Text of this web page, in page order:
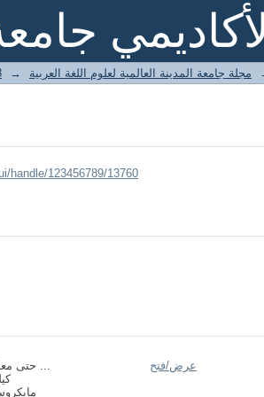
مجلة جامعة المدينة العالمية لعلوم اللغة العربية →
handle/123456789/13760
حتى معناها وأحكام ...
عرض/فتح